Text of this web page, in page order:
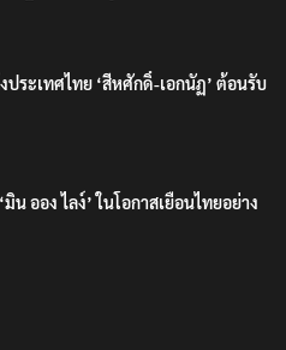
งประเทศไทย ‘สีหศักดิ์-เอกนัฏ’ ต้อนรับ
น ออง ไลง์’ ในโอกาสเยือนไทยอย่าง